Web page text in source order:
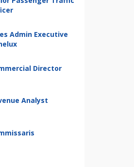
Admin Executive
Director
Analyst